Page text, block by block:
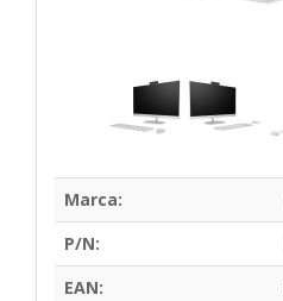
Marca:
P/N:
EAN: